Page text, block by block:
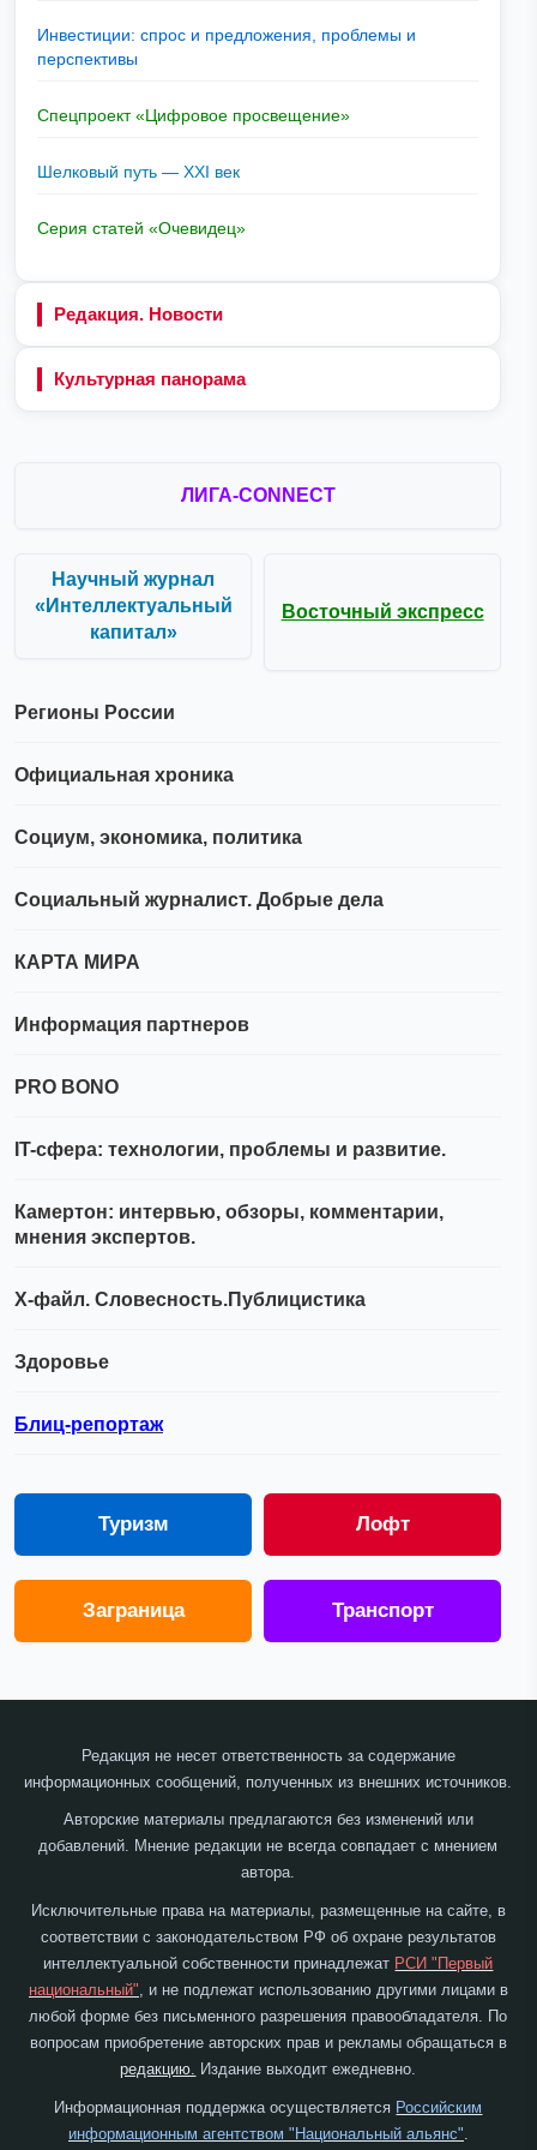
Инвестиции: спрос и предложения, проблемы и
перспективы
Спецпроект «Цифровое просвещение»
Шелковый путь — XXI век
Серия статей «Очевидец»
Редакция. Новости
Культурная панорама
ЛИГА-CONNECT
Научный журнал
«Интеллектуальный
капитал»
Восточный экспресс
Регионы России
Официальная хроника
Социум, экономика, политика
Социальный журналист. Добрые дела
КАРТА МИРА
Информация партнеров
PRO BONO
IT-сфера: технологии, проблемы и развитие.
Камертон: интервью, обзоры, комментарии,
мнения экспертов.
Х-файл. Словесность.Публицистика
Здоровье
Блиц-репортаж
Туризм Лофт
Заграница Транспорт
Редакция не несет ответственность за содержание
информационных сообщений, полученных из внешних источников.
Авторские материалы предлагаются без изменений или
добавлений. Мнение редакции не всегда совпадает с мнением
автора.
Исключительные права на материалы, размещенные на сайте, в
соответствии с законодательством РФ об охране результатов
интеллектуальной собственности принадлежат РСИ "Первый
национальный", и не подлежат использованию другими лицами в
любой форме без письменного разрешения правообладателя. По
вопросам приобретение авторских прав и рекламы обращаться в
редакцию. Издание выходит ежедневно.
Информационная поддержка осуществляется Российским
информационным агентством "Национальный альянс"